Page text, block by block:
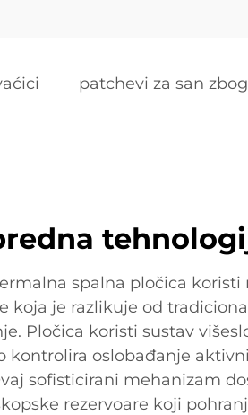
patchevi za san
spalna pločica
koja je razlikuje od
Pločica koristi sustav
kontrolira oslobađanje
sofisticirani mehanizam
rezervoare koji